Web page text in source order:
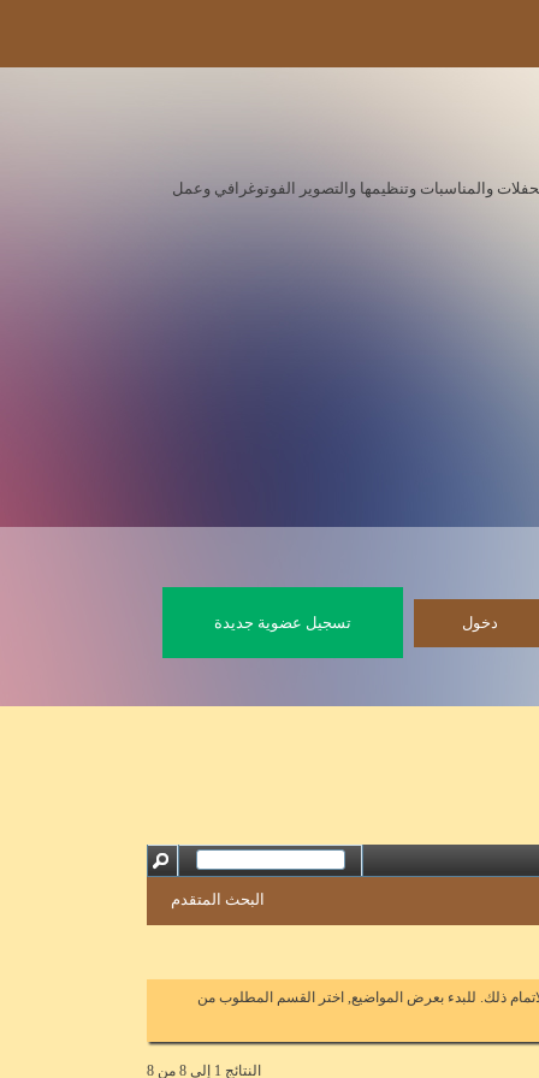
والمناسبات وتنظيمها والتصوير الفوتوغرافي وعمل
تسجيل عضوية جديدة
البحث المتقدم
ذلك. للبدء بعرض المواضيع, اختر القسم المطلوب من
النتائج 1 إلى 8 من 8